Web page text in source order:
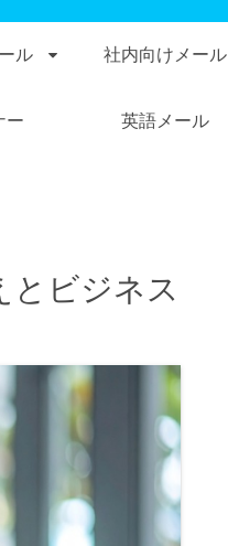
ル 社内向けメール
ー 英語メール
とビジネス